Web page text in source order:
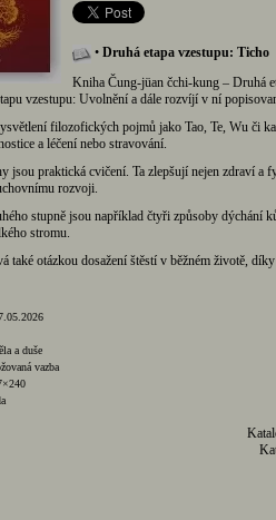
• Druhá etapa vzestupu: Ticho
Kniha Čung-jüan čchi-kung – Druhá
vzestupu: Uvolnění a dále rozvíjí v ní
filozofických pojmů jako Tao, Te, Wu či
a léčení nebo stravování.
jsou praktická cvičení. Ta zlepšují nejen zdraví
rozvoji.
stupně jsou například čtyři způsoby dýchání
stromu.
také otázkou dosažení štěstí v běžném životě,
a duše
vazba